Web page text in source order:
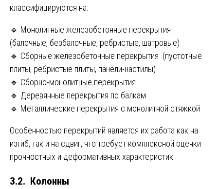
классифицируются на:
🔹 Монолитные железобетонные перекрытия
(балочные, безбалочные, ребристые, шатровые)
🔹 Сборные железобетонные перекрытия (пустотные
плиты, ребристые плиты, панели-настилы)
🔹 Сборно-монолитные перекрытия
🔹 Деревянные перекрытия по балкам
🔹 Металлические перекрытия с монолитной стяжкой
Особенностью перекрытий является их работа как на
изгиб, так и на сдвиг, что требует комплексной оценки
прочностных и деформативных характеристик.
3.2. Колонны